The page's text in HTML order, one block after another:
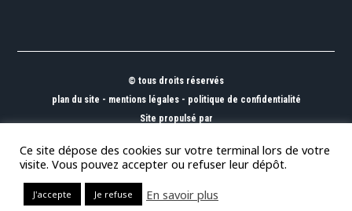
© tous droits réservés
plan du site - mentions légales - politique de confidentialité
Site propulsé par
Ce site dépose des cookies sur votre terminal lors de votre
visite. Vous pouvez accepter ou refuser leur dépôt.
J'accepte Je refuse En savoir plus